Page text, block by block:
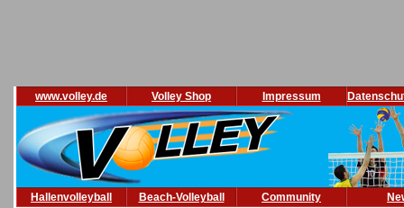
www.volley.de Volley Shop Impressum
Hallenvolleyball Beach-Volleyball Community